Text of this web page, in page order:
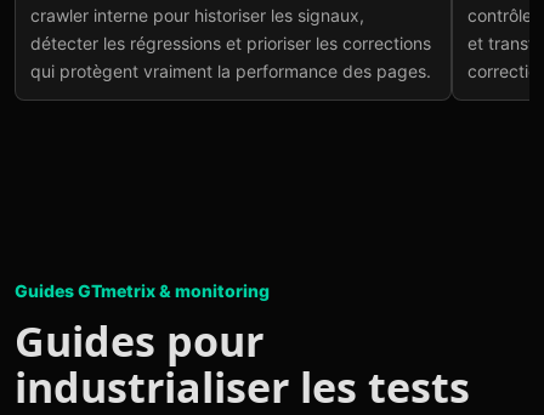
crawler interne pour historiser les signaux,
détecter les régressions et prioriser les corrections
qui protègent vraiment la performance des pages.
et
Guides GTmetrix & monitoring
Guides pour
industrialiser les tests